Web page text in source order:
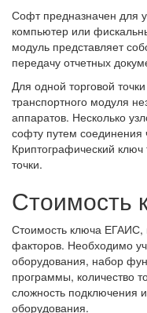
Софт предназначен для
компьютер или
модуль представляет
передачу отчетных
Для одной торговой
транспортного модуля
аппаратов. Несколько
софту путем соединения
Криптографический ключ
точки.
Стоимость
Стоимость ключа ЕГАИС,
факторов. Необходимо
оборудования, набор
программы, количество
сложность подключения
оборудования.